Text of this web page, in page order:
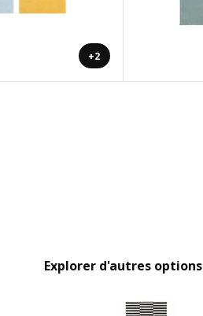
+2
Explorer d'autres options